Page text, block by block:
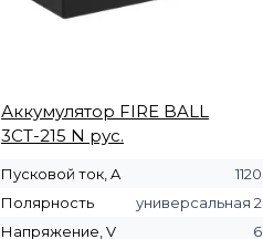
Аккумулятор FIRE BALL
3СТ-215 N рус.
Пусковой ток, A
1120
Полярность
универсальная 2
Напряжение, V
6